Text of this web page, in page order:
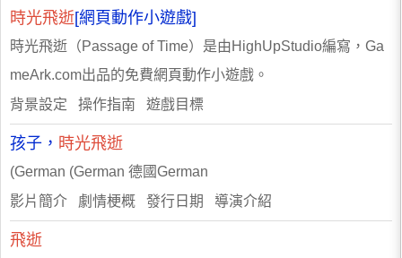
時光飛逝[網頁動作小遊戲]
時光飛逝（Passage of Time）是由HighUpStudio編寫，Ga
meArk.com出品的免費網頁動作小遊戲。
背景設定 操作指南 遊戲目標
孩子， 時光飛逝
(German (German 德國German
影片簡介 劇情梗概 發行日期 導演介紹
飛逝